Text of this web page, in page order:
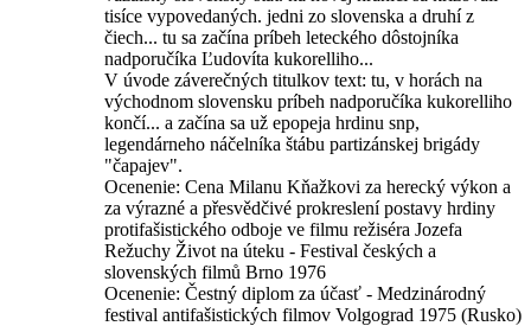
tisíce vypovedaných. jedni zo slovenska a druhí z
čiech... tu sa začína príbeh leteckého dôstojníka
nadporučíka Ľudovíta kukorelliho...
V úvode záverečných titulkov text: tu, v horách na
východnom slovensku príbeh nadporučíka kukorelliho
končí... a začína sa už epopeja hrdinu snp,
legendárneho náčelníka štábu partizánskej brigády
"čapajev".
Ocenenie: Cena Milanu Kňažkovi za herecký výkon a
za výrazné a přesvědčivé prokreslení postavy hrdiny
protifašistického odboje ve filmu režiséra Jozefa
Režuchy Život na úteku - Festival českých a
slovenských filmů Brno 1976
Ocenenie: Čestný diplom za účasť - Medzinárodný
festival antifašistických filmov Volgograd 1975 (Rusko)